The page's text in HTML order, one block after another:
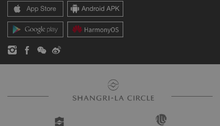
レジデンス
お問い合わせ
ニュース